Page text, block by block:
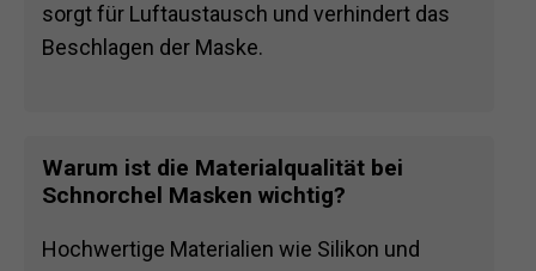
sorgt für Luftaustausch und verhindert das
Beschlagen der Maske.
Warum ist die Materialqualität bei
Schnorchel Masken wichtig?
Hochwertige Materialien wie Silikon und